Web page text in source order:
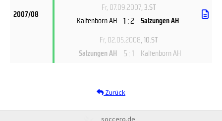
2007/08
Fr, 07.09.2007, 3.ST
Kaltenborn AH 1 : 2 Salzungen AH
Fr, 02.05.2008, 10.ST
Salzungen AH 5 : 1 Kaltenborn AH
Zurück
soccero.de